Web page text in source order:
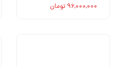
۹۶,۰۰۰,۰۰۰ تومان